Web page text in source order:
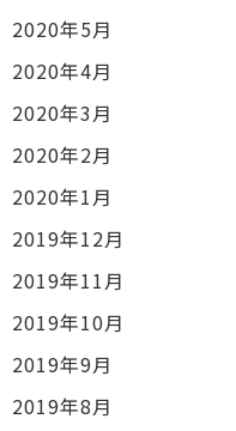
2020年5月
2020年4月
2020年3月
2020年2月
2020年1月
2019年12月
2019年11月
2019年10月
2019年9月
2019年8月